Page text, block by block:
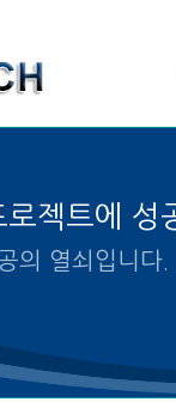
로젝트에 성
선택은 프로